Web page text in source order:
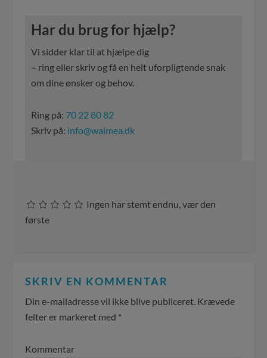
Har du brug for hjælp?
Vi sidder klar til at hjælpe dig
– ring eller skriv og få en helt uforpligtende snak
om dine ønsker og behov.
Ring på: 70 22 80 82
Skriv på: info@waimea.dk
Ingen har stemt endnu, vær den
første
SKRIV EN KOMMENTAR
Din e-mailadresse vil ikke blive publiceret. Krævede
felter er markeret med *
Kommentar